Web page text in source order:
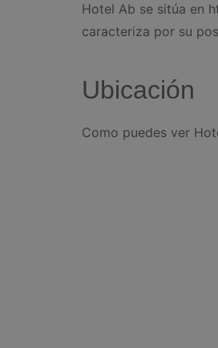
Hotel Ab se sitúa en
caracteriza por su
Ubicación
Como puedes ver